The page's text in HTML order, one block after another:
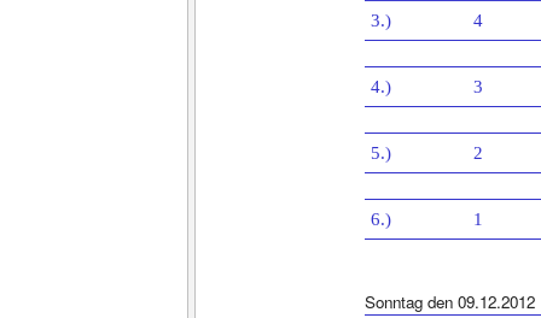
3.) 4
4.) 3
5.) 2
6.) 1
Sonntag den 09.12.2012